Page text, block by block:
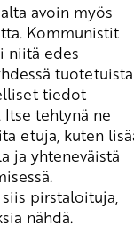
avoin myös
Kommunistit
niitä edes
tuotetuista
tiedot
Itse tehtynä ne
etuja, kuten
ja yhteneväistä
pirstaloituja,
nähdä.